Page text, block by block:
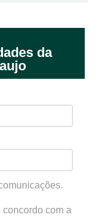
da
com a